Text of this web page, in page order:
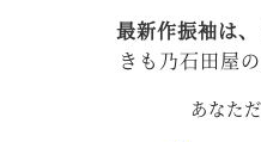
最新作振袖は
きも乃石田屋
あなた